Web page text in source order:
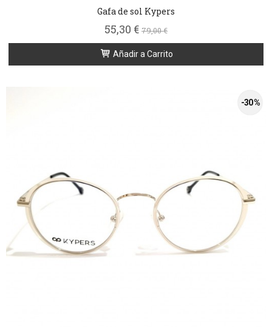
Gafa de sol Kypers
55,30 € 79,00 €
Añadir a Carrito
-30 %